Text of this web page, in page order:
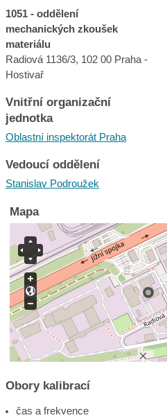
1051 - oddělení
mechanických zkoušek
materiálu
Radiová 1136/3, 102 00 Praha -
Hostivař
Vnitřní organizační
jednotka
Oblastní inspektorát Praha
Vedoucí oddělení
Stanislav Podroužek
Mapa
Obory kalibrací
čas a frekvence